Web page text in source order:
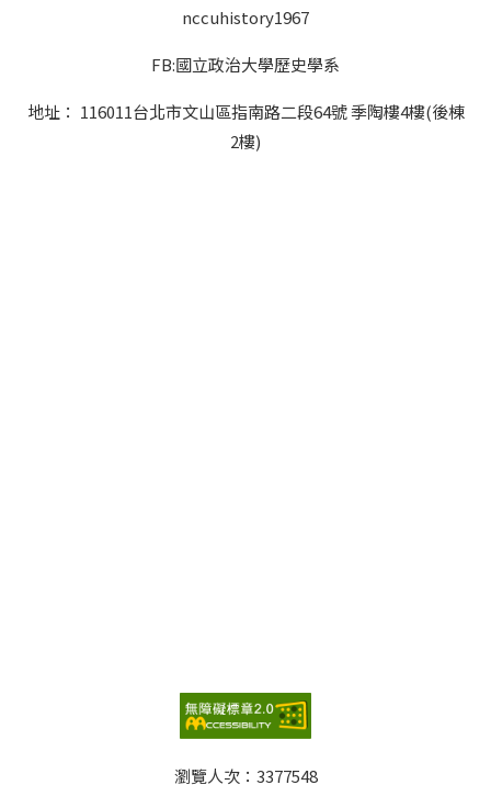
nccuhistory1967
FB:國立政治大學歷史學系
地址： 116011台北市文山區指南路二段64號 季陶樓4樓(後棟
2樓)
瀏覽人次： 3377548